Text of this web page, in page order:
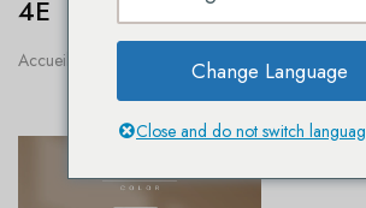
4E
Accueil Produit KIS KeraCream Color
Change Language
Close and do not switch